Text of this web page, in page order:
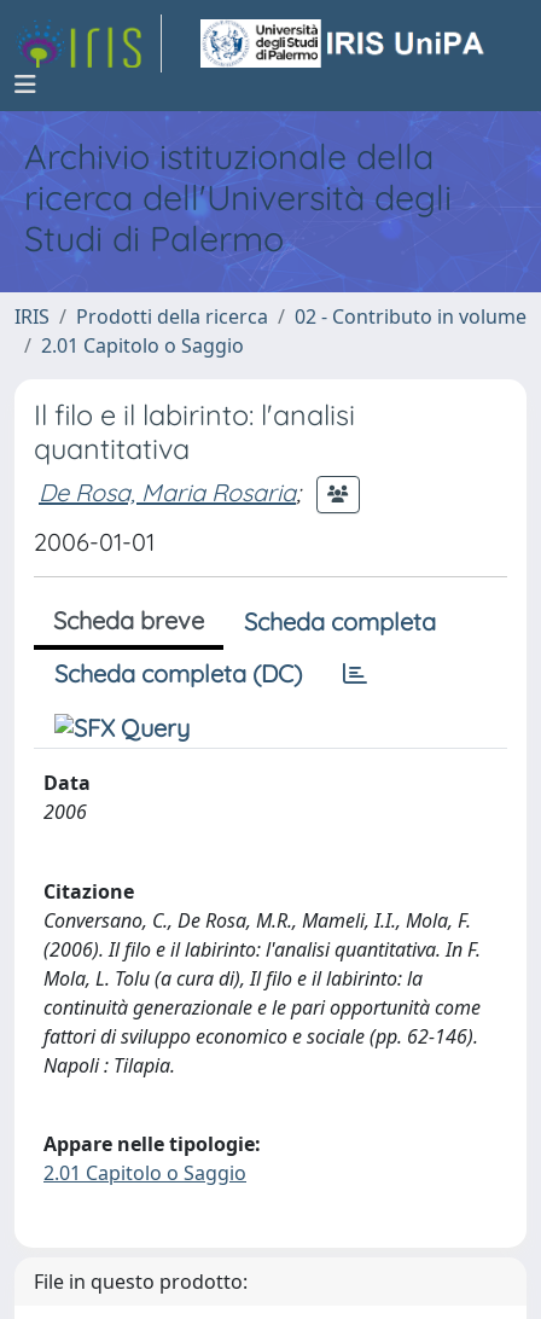
Archivio istituzionale della
ricerca dell'Università degli
Studi di Palermo
IRIS Prodotti della ricerca
02 - Contributo in volume
2.01 Capitolo o Saggio
Il filo e il labirinto: l'analisi
quantitativa
De Rosa, Maria Rosaria;
2006-01-01
Scheda breve
Scheda completa
Scheda completa (DC)
Data
2006
Citazione
Conversano, C., De Rosa, M.R., Mameli, I.I., Mola, F.
(2006). Il filo e il labirinto: l'analisi quantitativa. In F.
Mola, L. Tolu (a cura di), Il filo e il labirinto: la
continuità generazionale e le pari opportunità come
fattori di sviluppo economico e sociale (pp. 62-146).
Napoli : Tilapia.
Appare nelle tipologie:
2.01 Capitolo o Saggio
File in questo prodotto: